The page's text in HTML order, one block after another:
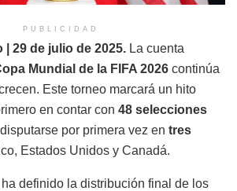
PUBLICIDAD
29 de julio de 2025. La cuenta
Mundial de la FIFA 2026 continúa
Este torneo marcará un hito
en contar con 48 selecciones
por primera vez en tres
Estados Unidos y Canadá.
definido la distribución final de los